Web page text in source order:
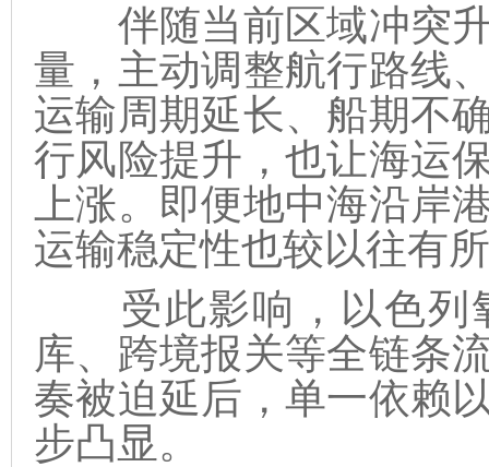
伴随当前区域冲突升
量，主动调整航行路线
运输周期延长、船期不
行风险提升，也让海运
上涨。即便地中海沿岸
运输稳定性也较以往有
受此影响，以色列
库、跨境报关等全链条
奏被迫延后，单一依赖
步凸显。